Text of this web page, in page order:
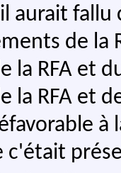
aurait
de la
la RFA et
la RFA et
à